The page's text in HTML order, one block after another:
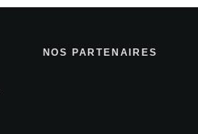
NOS PARTENAIRES